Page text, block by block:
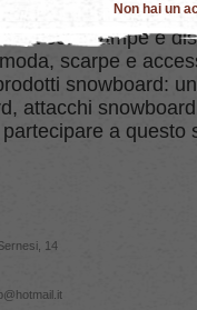
l'abbigliamento
con stampe e
scarpe e
snowboard:
attacchi
a questo
14
Non hai un